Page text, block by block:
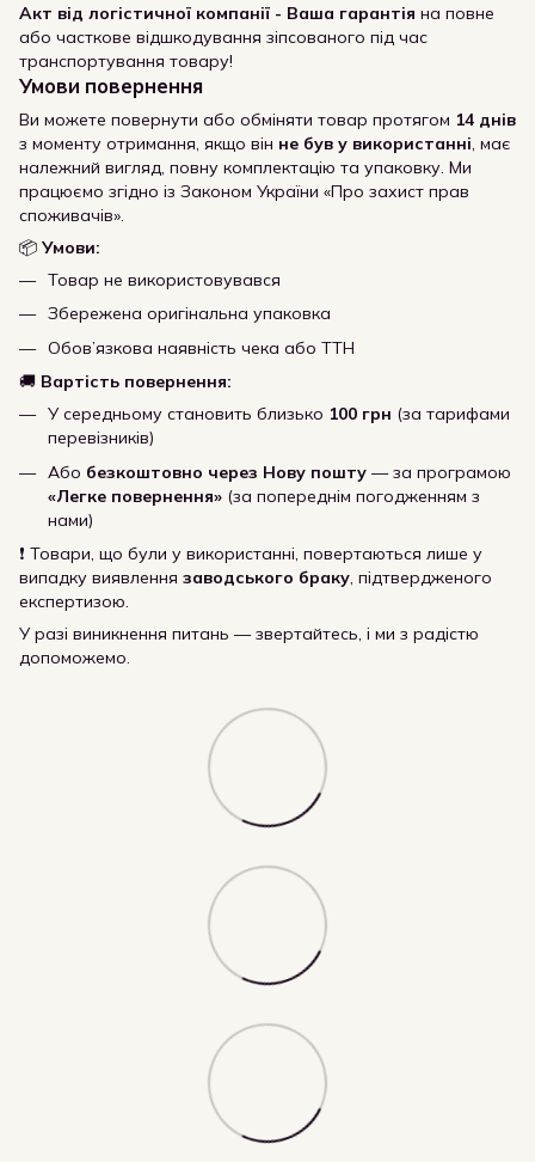
Акт від логістичної компанії - Ваша гарантія на повне
або часткове відшкодування зіпсованого під час
транспортування товару!
Умови повернення
Ви можете повернути або обміняти товар протягом 14 днів
з моменту отримання, якщо він не був у використанні, має
належний вигляд, повну комплектацію та упаковку. Ми
працюємо згідно із Законом України «Про захист прав
споживачів».
📦 Умови:
Товар не використовувався
Збережена оригінальна упаковка
Обов’язкова наявність чека або ТТН
🚚 Вартість повернення:
У середньому становить близько 100 грн (за тарифами
перевізників)
Або безкоштовно через Нову пошту — за програмою
«Легке повернення» (за попереднім погодженням з
нами)
❗ Товари, що були у використанні, повертаються лише у
випадку виявлення заводського браку, підтвердженого
експертизою.
У разі виникнення питань — звертайтесь, і ми з радістю
допоможемо.